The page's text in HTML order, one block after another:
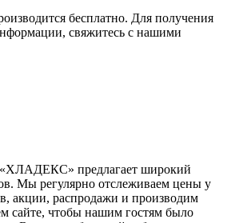
бесплатно. Для получения
свяжитесь с нашими
«ХЛАДЕКС» предлагает широкий
Мы регулярно отслеживаем цены у
акции, распродажи и производим
сайте, чтобы нашим гостям было